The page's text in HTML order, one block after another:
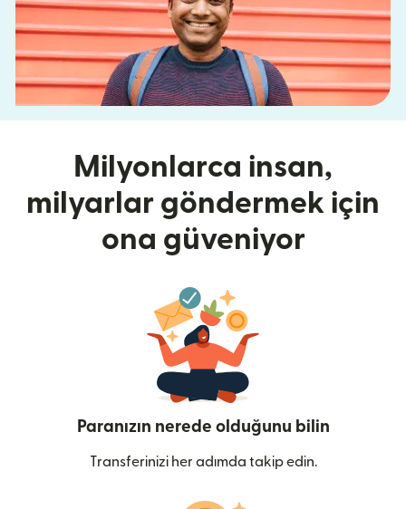
Milyonlarca insan,
milyarlar göndermek için
ona güveniyor
Paranızın nerede olduğunu bilin
Transferinizi her adımda takip edin.